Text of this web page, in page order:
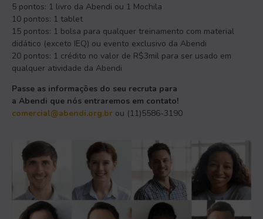
5 pontos: 1 livro da Abendi ou 1 Mochila
10 pontos: 1 tablet
15 pontos: 1 bolsa para qualquer treinamento com material
didático (exceto IEQ) ou evento exclusivo da Abendi
20 pontos: 1 crédito no valor de R$3mil para ser usado em
qualquer atividade da Abendi
Passe as informações do seu recruta para
a Abendi que nós entraremos em contato!
comercial@abendi.org.br ou (11)5586-3190